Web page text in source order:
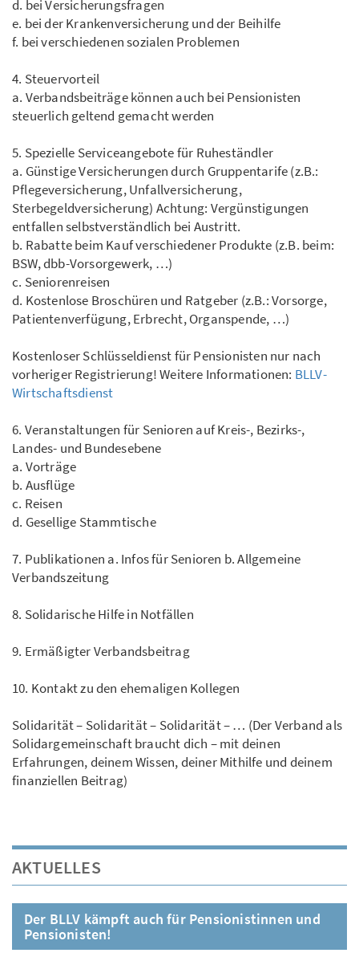
d. bei Versicherungsfragen
e. bei der Krankenversicherung und der Beihilfe
f. bei verschiedenen sozialen Problemen
4. Steuervorteil
a. Verbandsbeiträge können auch bei Pensionisten
steuerlich geltend gemacht werden
5. Spezielle Serviceangebote für Ruheständler
a. Günstige Versicherungen durch Gruppentarife (z.B.:
Pflegeversicherung, Unfallversicherung,
Sterbegeldversicherung) Achtung: Vergünstigungen
entfallen selbstverständlich bei Austritt.
b. Rabatte beim Kauf verschiedener Produkte (z.B. beim:
BSW, dbb-Vorsorgewerk, …)
c. Seniorenreisen
d. Kostenlose Broschüren und Ratgeber (z.B.: Vorsorge,
Patientenverfügung, Erbrecht, Organspende, …)
Kostenloser Schlüsseldienst für Pensionisten nur nach
vorheriger Registrierung! Weitere Informationen: BLLV-
Wirtschaftsdienst
6. Veranstaltungen für Senioren auf Kreis-, Bezirks-,
Landes- und Bundesebene
a. Vorträge
b. Ausflüge
c. Reisen
d. Gesellige Stammtische
7. Publikationen a. Infos für Senioren b. Allgemeine
Verbandszeitung
8. Solidarische Hilfe in Notfällen
9. Ermäßigter Verbandsbeitrag
10. Kontakt zu den ehemaligen Kollegen
Solidarität – Solidarität – Solidarität – … (Der Verband als
Solidargemeinschaft braucht dich – mit deinen
Erfahrungen, deinem Wissen, deiner Mithilfe und deinem
finanziellen Beitrag)
AKTUELLES
Der BLLV kämpft auch für Pensionistinnen und
Pensionisten!